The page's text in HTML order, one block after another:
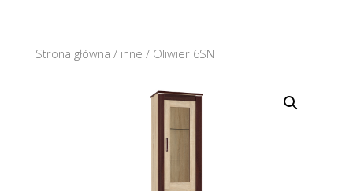
Strona główna / inne / Oliwier 6SN